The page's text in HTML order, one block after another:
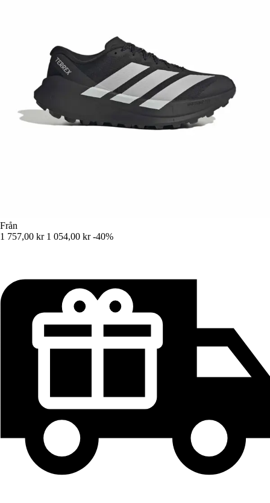
Från
1 757,00 kr 1 054,00 kr -40%